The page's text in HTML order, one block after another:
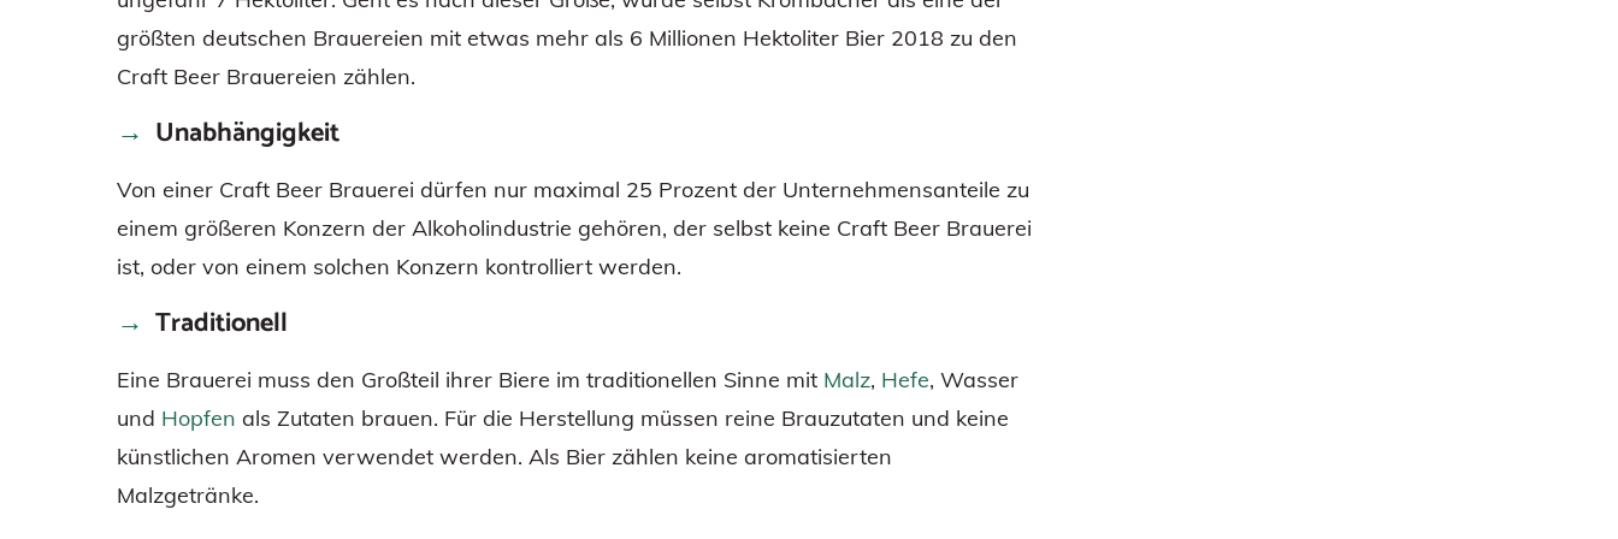
größten deutschen Brauereien mit etwas mehr als 6 Millionen Hektoliter Bier 2018 zu den
Craft Beer Brauereien zählen.
Unabhängigkeit
Von einer Craft Beer Brauerei dürfen nur maximal 25 Prozent der Unternehmensanteile zu
einem größeren Konzern der Alkoholindustrie gehören, der selbst keine Craft Beer Brauerei
ist, oder von einem solchen Konzern kontrolliert werden.
Traditionell
Eine Brauerei muss den Großteil ihrer Biere im traditionellen Sinne mit Malz, Hefe, Wasser
und Hopfen als Zutaten brauen. Für die Herstellung müssen reine Brauzutaten und keine
künstlichen Aromen verwendet werden. Als Bier zählen keine aromatisierten
Malzgetränke.